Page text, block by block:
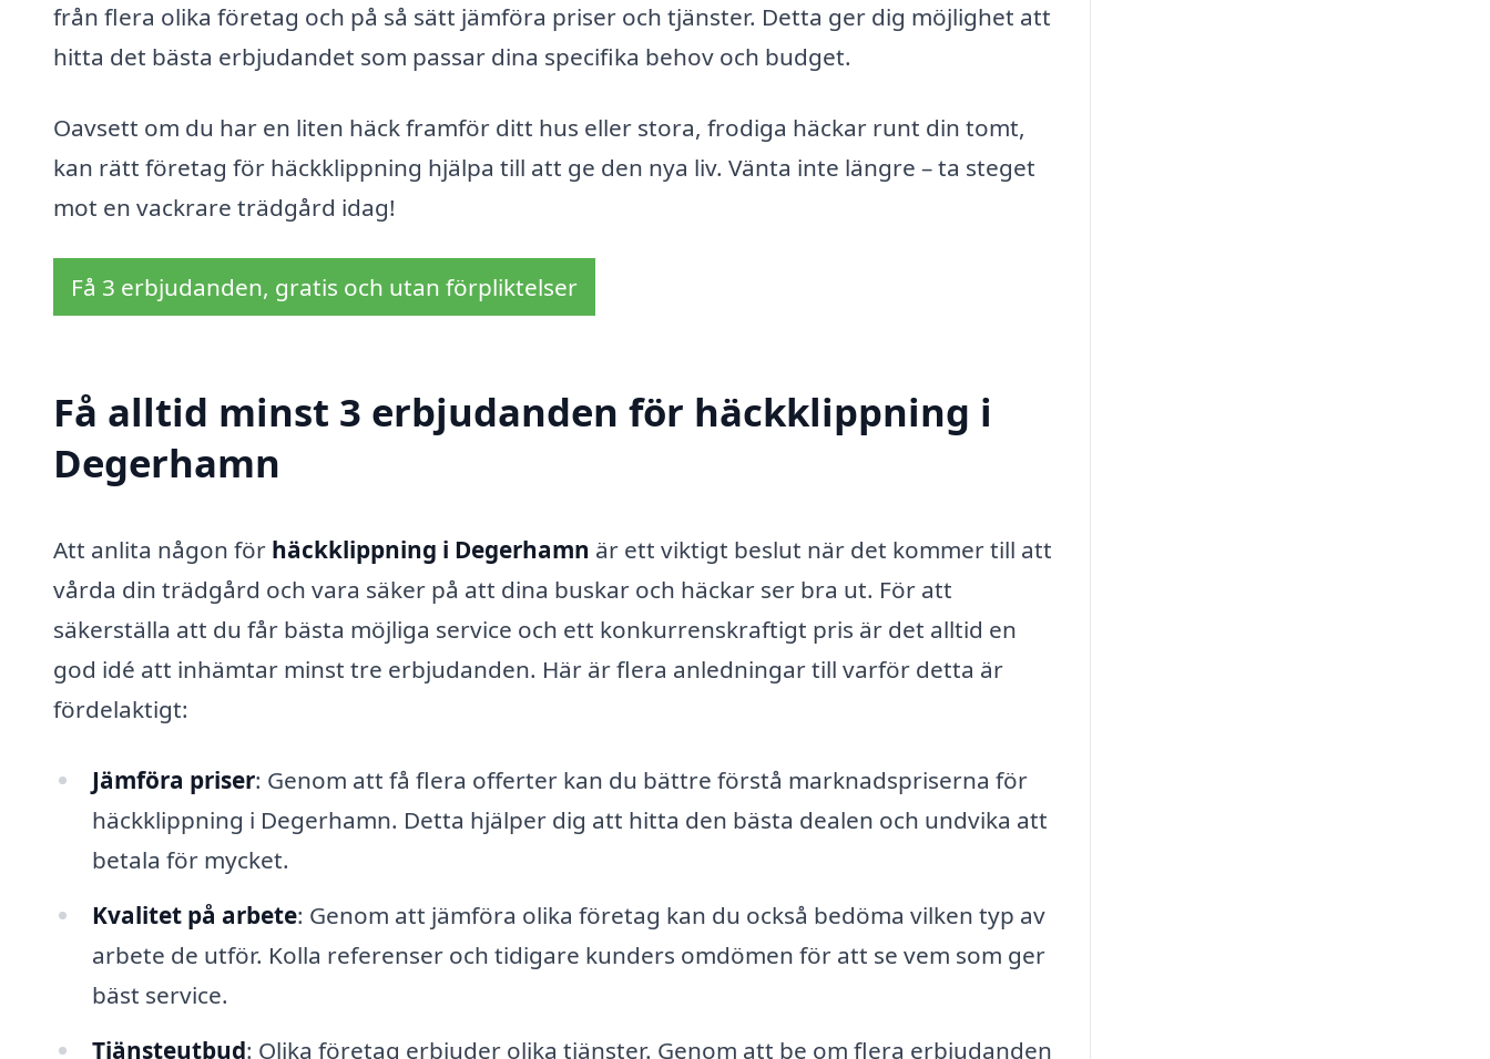
från flera olika företag och på så sätt jämföra priser och tjänster. Detta ger dig möjlighet att
hitta det bästa erbjudandet som passar dina specifika behov och budget.
Oavsett om du har en liten häck framför ditt hus eller stora, frodiga häckar runt din tomt,
kan rätt företag för häckklippning hjälpa till att ge den nya liv. Vänta inte längre – ta steget
mot en vackrare trädgård idag!
Få 3 erbjudanden, gratis och utan förpliktelser
Få alltid minst 3 erbjudanden för häckklippning i
Degerhamn
Att anlita någon för häckklippning i Degerhamn är ett viktigt beslut när det kommer till att
vårda din trädgård och vara säker på att dina buskar och häckar ser bra ut. För att
säkerställa att du får bästa möjliga service och ett konkurrenskraftigt pris är det alltid en
god idé att inhämtar minst tre erbjudanden. Här är flera anledningar till varför detta är
fördelaktigt:
Jämföra priser: Genom att få flera offerter kan du bättre förstå marknadspriserna för
häckklippning i Degerhamn. Detta hjälper dig att hitta den bästa dealen och undvika att
betala för mycket.
Kvalitet på arbete: Genom att jämföra olika företag kan du också bedöma vilken typ av
arbete de utför. Kolla referenser och tidigare kunders omdömen för att se vem som ger
bäst service.
Tjänsteutbud: Olika företag erbjuder olika tjänster. Genom att be om flera erbjudanden